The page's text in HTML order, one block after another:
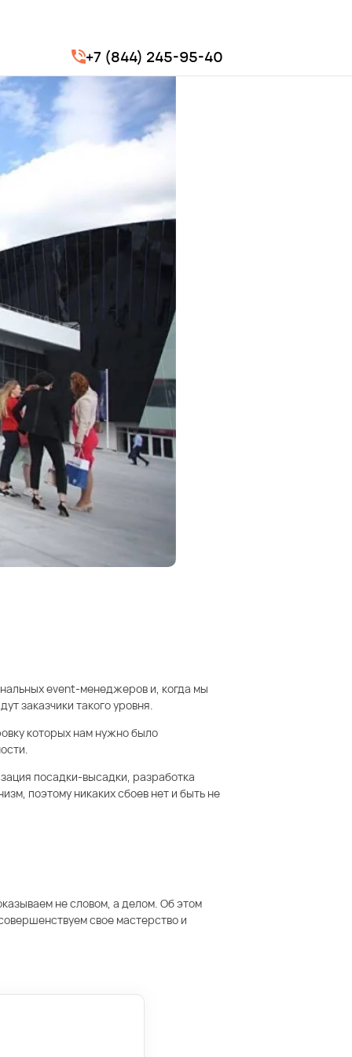
+7 (844) 245-95-40
event-менеджеров и, когда мы
заказчики такого уровня.
которых нам нужно было
посадки-высадки, разработка
поэтому никаких сбоев нет и быть не
не словом, а делом. Об этом
свое мастерство и